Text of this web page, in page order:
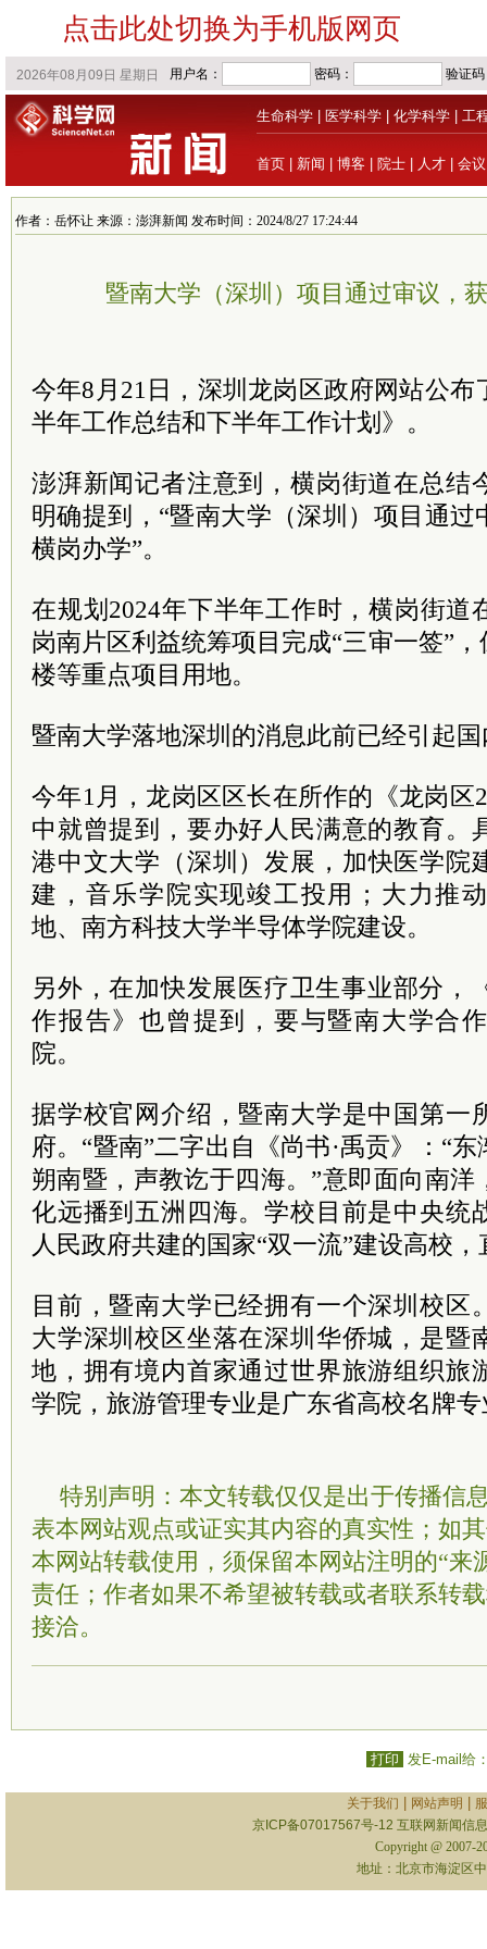
点击此处切换为手机版网页
生命科学 医学科学 化学科学 工
首页 新闻 博客 院士 人才 会议
作者：岳怀让 来源：澎湃新闻 发布时间：2024/8/27 17:24:44
暨南大学（深圳）项目通过审议，
今年8月21日，深圳龙岗区政府网站公布
半年工作总结和下半年工作计划》。
澎湃新闻记者注意到，横岗街道在总结
明确提到，“暨南大学（深圳）项目通
横岗办学”。
在规划2024年下半年工作时，横岗街道
岗南片区利益统筹项目完成“三审一签”
楼等重点项目用地。
暨南大学落地深圳的消息此前已经引起
今年1月，龙岗区区长在所作的《龙岗区
中就曾提到，要办好人民满意的教育。
港中文大学（深圳）发展，加快医学院
建，音乐学院实现竣工投用；大力推
地、南方科技大学半导体学院建设。
另外，在加快发展医疗卫生事业部分，
作报告》也曾提到，要与暨南大学合
院。
据学校官网介绍，暨南大学是中国第一
府。“暨南”二字出自《尚书·禹贡》：“
朔南暨，声教讫于四海。”意即面向南
化远播到五洲四海。学校目前是中央统
人民政府共建的国家“双一流”建设高校
目前，暨南大学已经拥有一个深圳校区
大学深圳校区坐落在深圳华侨城，是暨
地，拥有境内首家通过世界旅游组织旅
学院，旅游管理专业是广东省高校名牌
特别声明：本文转载仅仅是出于传播信
表本网站观点或证实其内容的真实性；如
本网站转载使用，须保留本网站注明的“来
责任；作者如果不希望被转载或者联系转
接洽。
打印 发E-mail给
关于我们 网站声明
京ICP备07017567号-12 互联网新闻信
Copyright @ 2007-
地址：北京市海淀区